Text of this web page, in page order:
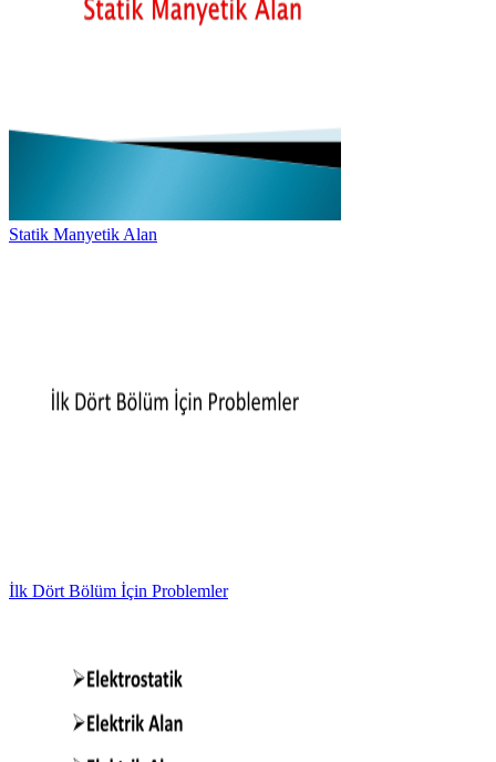
Statik Manyetik Alan
İlk Dört Bölüm İçin Problemler